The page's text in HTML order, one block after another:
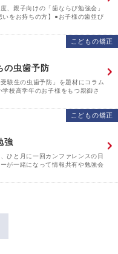
、親子向けの「歯ならび勉強会」
をお持ちの方】●お子様の歯並び
の矯正治療ってどんなこと･･･
の虫歯予防
験生の虫歯予防」を題材にコラム
校高学年のお子様をもつ親御さ
と思います。 高学年ともな･･･
こどもの矯正
強
ひと月に一回カンファレンスの日
が一緒になって情報共有や勉強会
生をお招きして、「･･･
こどもの矯正